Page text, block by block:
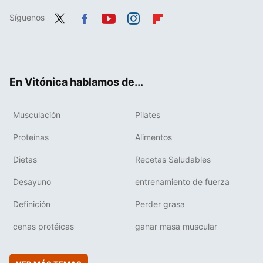
Síguenos
En Vitónica hablamos de...
Musculación Pilates
Proteínas Alimentos
Dietas Recetas Saludables
Desayuno entrenamiento de fuerza
Definición Perder grasa
cenas protéicas ganar masa muscular